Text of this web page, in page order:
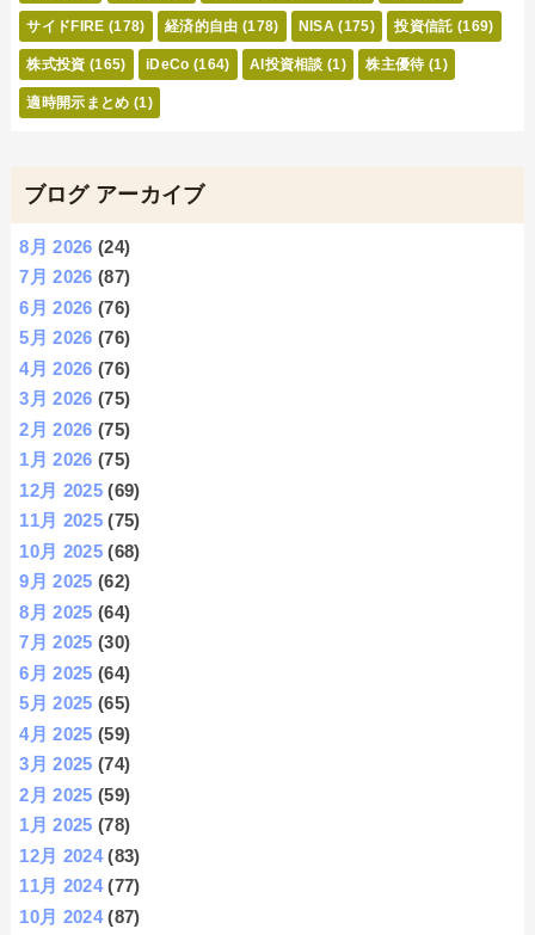
サイドFIRE (178) 経済的自由 (178) NISA (175) 投資信託 (169)
株式投資 (165) iDeCo (164) AI投資相談 (1) 株主優待 (1)
適時開示まとめ (1)
ブログ アーカイブ
8月 2026 (24)
7月 2026 (87)
6月 2026 (76)
5月 2026 (76)
4月 2026 (76)
3月 2026 (75)
2月 2026 (75)
1月 2026 (75)
12月 2025 (69)
11月 2025 (75)
10月 2025 (68)
9月 2025 (62)
8月 2025 (64)
7月 2025 (30)
6月 2025 (64)
5月 2025 (65)
4月 2025 (59)
3月 2025 (74)
2月 2025 (59)
1月 2025 (78)
12月 2024(83)
11月 2024(77)
10月 2024(87)